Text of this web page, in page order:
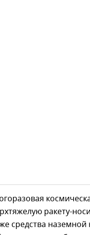
ракету-
средства